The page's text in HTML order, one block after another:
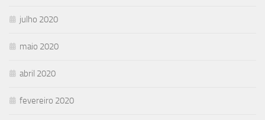
julho 2020
maio 2020
abril 2020
fevereiro 2020